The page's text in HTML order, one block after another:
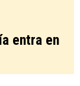
entra en